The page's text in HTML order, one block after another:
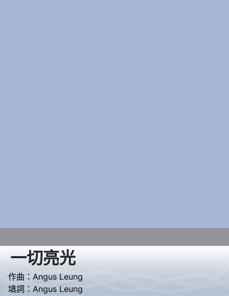
一切亮光
作曲： Angus Leung
填詞： Angus Leung